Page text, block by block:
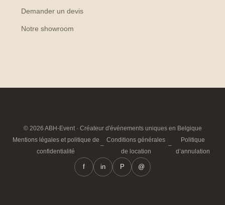
Demander un devis
Notre showroom
© 2026 ABH-Event · Créateur d'événements uniques en Belgique
Mentions légales et politique de
confidentialité
–
Conditions générales
de location
–
Politique
d’annulation
f in P @